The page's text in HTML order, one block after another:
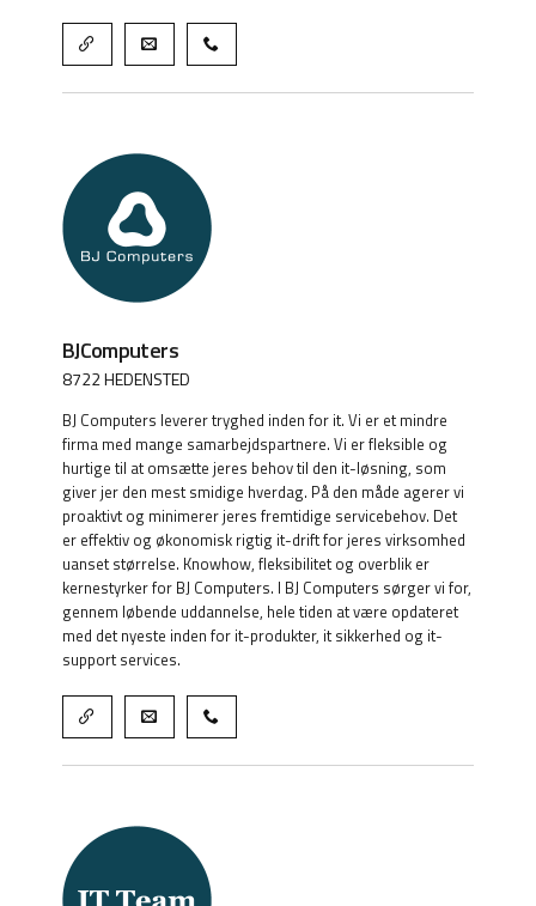
BJComputers
8722 HEDENSTED
BJ Computers leverer tryghed inden for it. Vi er et mindre
firma med mange samarbejdspartnere. Vi er fleksible og
hurtige til at omsætte jeres behov til den it-løsning, som
giver jer den mest smidige hverdag. På den måde agerer vi
proaktivt og minimerer jeres fremtidige servicebehov. Det
er effektiv og økonomisk rigtig it-drift for jeres virksomhed
uanset størrelse. Knowhow, fleksibilitet og overblik er
kernestyrker for BJ Computers. I BJ Computers sørger vi for,
gennem løbende uddannelse, hele tiden at være opdateret
med det nyeste inden for it-produkter, it sikkerhed og it-
support services.